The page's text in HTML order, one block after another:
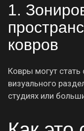
1.
ковров
Ковры могут
визуального
студиях или